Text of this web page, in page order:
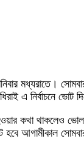
মধ্যরাতে।
এ নির্বাচনে
কথা থাকলেও
আগামীকাল